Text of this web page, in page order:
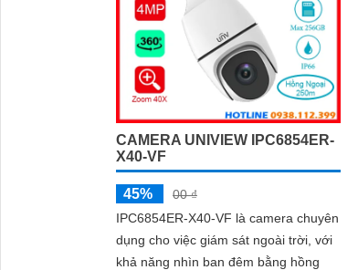
đến 256Gb
CAMERA UNIVIEW IPC6854ER-
X40-VF
45%
00 ₫
IPC6854ER-X40-VF là camera chuyên
dụng cho việc giám sát ngoài trời, với
khả năng nhìn ban đêm bằng hồng